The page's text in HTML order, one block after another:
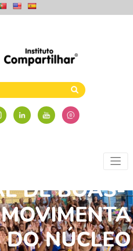
DE BOAS-
NÚCLEO